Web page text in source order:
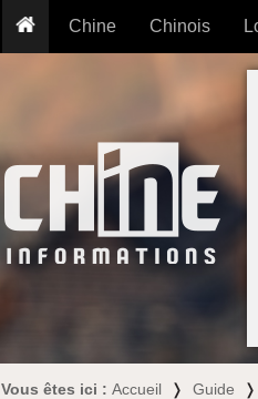
Chine
Conseils voyageurs
Plantes médicinales
Cuisine
Chinois
Grammaire
Traducteur
Exos &
+50 Outils
Vous êtes ici : Accueil ❭ Guide ❭